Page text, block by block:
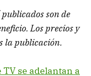
son de
Los precios y
la publicación.
TV se adelantan a